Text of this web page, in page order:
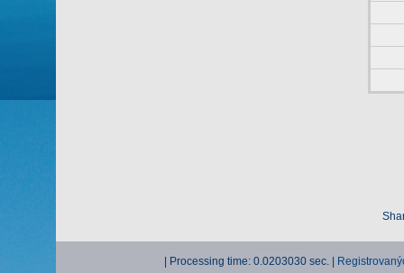
| Processing time: 0.0203030 sec. |